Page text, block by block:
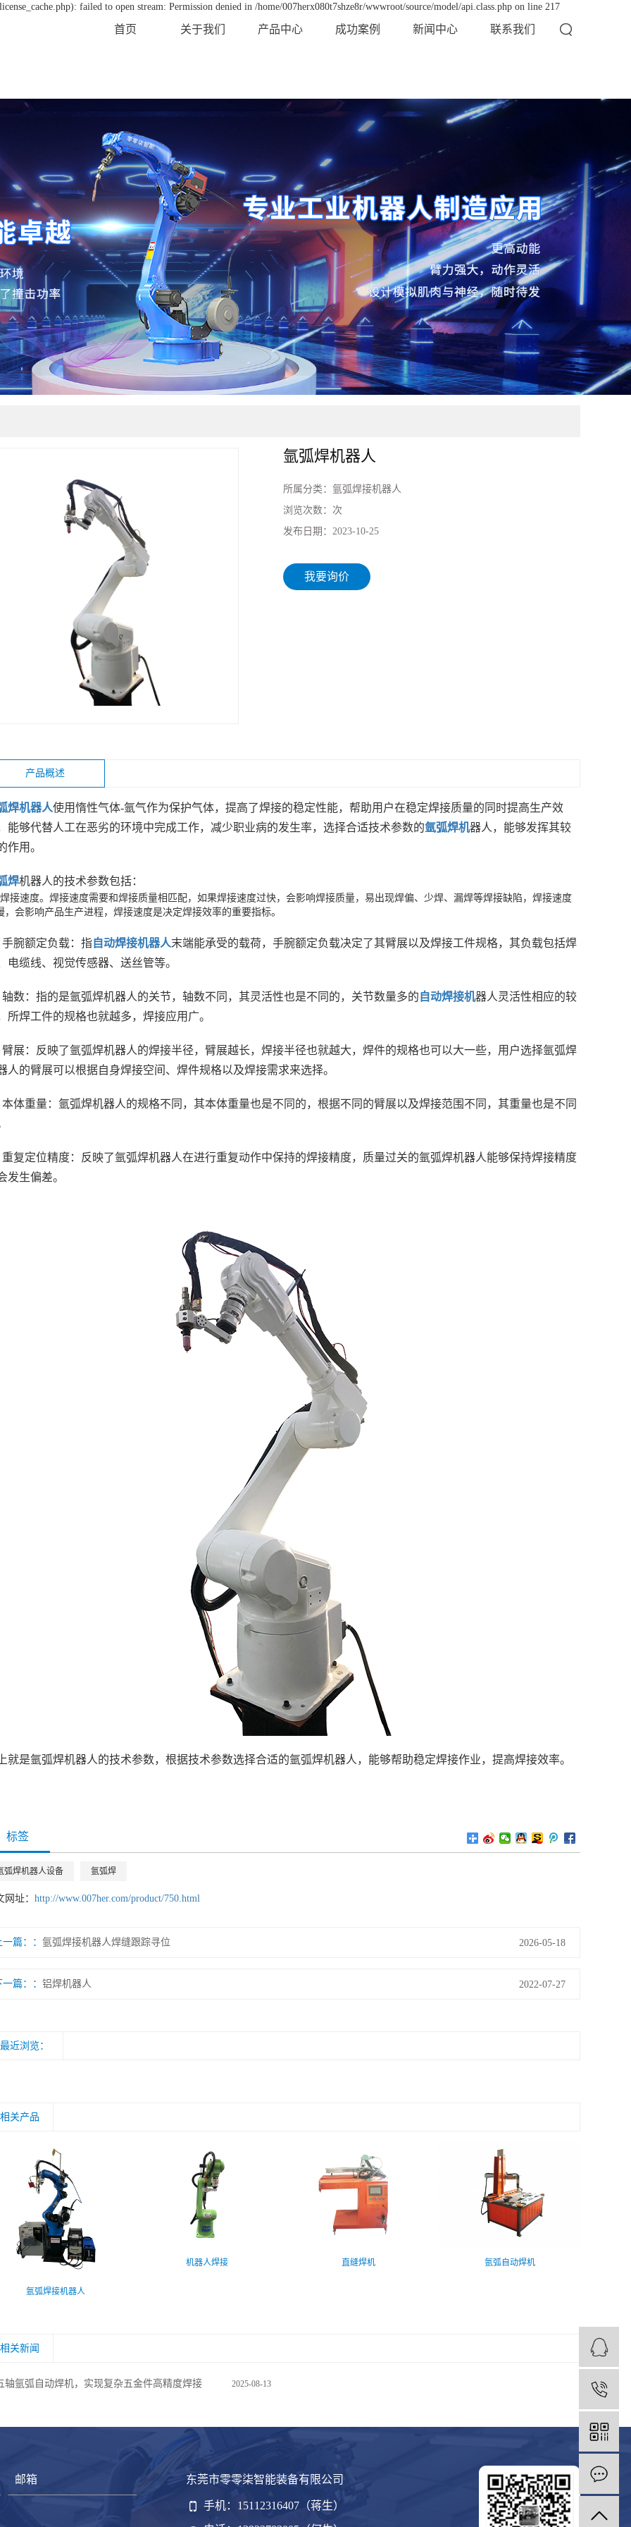
failed to open stream: Permission denied in /home/007herx080t7shze8r/wwwroot/source/model/api.class.php on line 217
首页 关于我们 产品中心 成功案例 新闻中心 联系我们
氩弧焊机器人
所属分类： 氩弧焊接机器人
浏览次数： 次
发布日期： 2023-10-25
我要询价
产品概述
焊机器人使用惰性气体-氩气作为保护气体，提高了焊接的稳定性能，帮助用户在稳定焊接质量的同时提高生产效
能够代替人工在恶劣的环境中完成工作，减少职业病的发生率，选择合适技术参数的氩弧焊机器人，能够发挥其较
作用。
焊机器人的技术参数包括：
接速度。焊接速度需要和焊接质量相匹配，如果焊接速度过快，会影响焊接质量，易出现焊偏、少焊、漏焊等焊接缺陷，焊接速度
，会影响产品生产进程，焊接速度是决定焊接效率的重要指标。
手腕额定负载：指自动焊接机器人末端能承受的载荷，手腕额定负载决定了其臂展以及焊接工件规格，其负载包括焊
电缆线、视觉传感器、送丝管等。
轴数：指的是氩弧焊机器人的关节，轴数不同，其灵活性也是不同的，关节数量多的 自动焊接机器人灵活性相应的较
所焊工件的规格也就越多，焊接应用广。
臂展：反映了氩弧焊机器人的焊接半径，臂展越长，焊接半径也就越大，焊件的规格也可以大一些，用户选择氩弧焊
人的臂展可以根据自身焊接空间、焊件规格以及焊接需求来选择。
本体重量：氩弧焊机器人的规格不同，其本体重量也是不同的，根据不同的臂展以及焊接范围不同，其重量也是不同
重复定位精度：反映了氩弧焊机器人在进行重复动作中保持的焊接精度，质量过关的氩弧焊机器人能够保持焊接精度
发生偏差。
就是氩弧焊机器人的技术参数，根据技术参数选择合适的氩弧焊机器人，能够帮助稳定焊接作业，提高焊接效率。
标签
弧焊机器人设备 氩弧焊
网址： http://www.007her.com/product/750.html
篇： 氩弧焊接机器人焊缝跟踪寻位 2026-05-18
篇： 铝焊机器人 2022-07-27
最近浏览：
相关产品
氩弧焊接机器人
机器人焊接 直缝焊机 氩弧自动焊机
相关新闻
轴氩弧自动焊机，实现复杂五金件高精度焊接 2025-08-13
东莞市零零柒智能装备有限公司
手机：15112316407（蒋生）